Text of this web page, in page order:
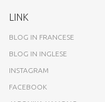
LINK
BLOG IN FRANCESE
BLOG IN INGLESE
INSTAGRAM
FACEBOOK